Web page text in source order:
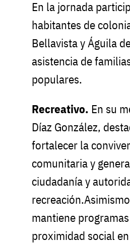
En la jornada
habitantes de
Bellavista y Águila
asistencia de
populares.
Recreativo. En su
Díaz González,
fortalecer la
comunitaria y
ciudadanía y
mantiene
proximidad social